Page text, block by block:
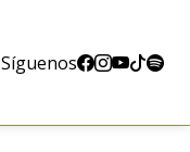
Síguenos